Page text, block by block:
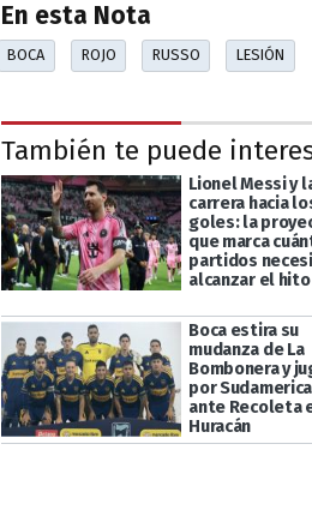
En esta Nota
BOCA ROJO RUSSO LESIÓN
También te puede
Lionel Messi y
carrera hacia
goles: la
que marca
partidos
alcanzar el hito
Boca estira su
mudanza de La
Bombonera y
por
ante Recoleta
Huracán